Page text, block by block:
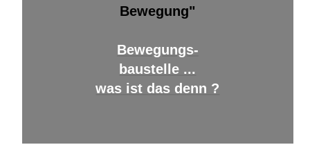
Bewegung"
Bewegungs-
baustelle ...
was ist das denn ?